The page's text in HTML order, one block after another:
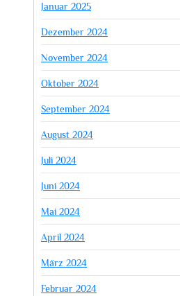
Januar 2025
Dezember 2024
November 2024
Oktober 2024
September 2024
August 2024
Juli 2024
Juni 2024
Mai 2024
April 2024
März 2024
Februar 2024